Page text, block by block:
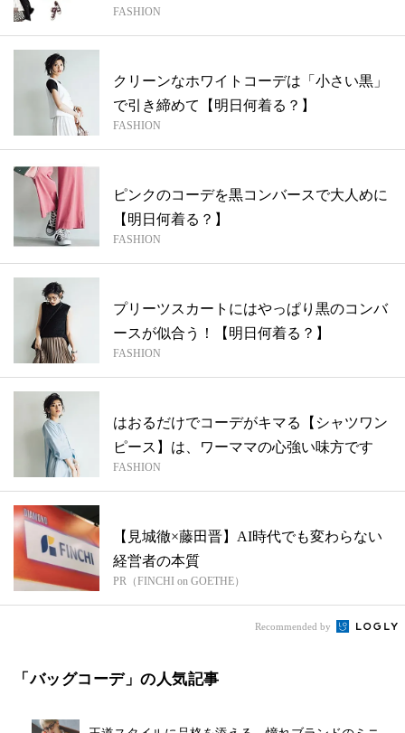
FASHION
クリーンなホワイトコーデは「小さい黒」
で引き締めて【明日何着る？】
FASHION
ピンクのコーデを黒コンバースで大人めに
【明日何着る？】
FASHION
プリーツスカートにはやっぱり黒のコンバ
ースが似合う！【明日何着る？】
FASHION
はおるだけでコーデがキマる【シャツワン
ピース】は、ワーママの心強い味方です
FASHION
【見城徹×藤田晋】AI時代でも変わらない
経営者の本質
PR（FINCHI on GOETHE）
Recommended by
「バッグコーデ」の人気記事